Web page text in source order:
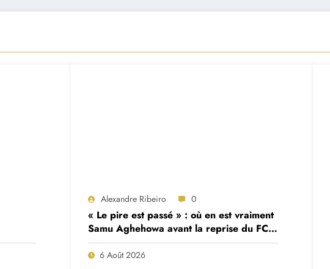
Alexandre Ribeiro 0
« Le pire est passé » : où en est vraiment
Samu Aghehowa avant la reprise du FC
Porto ?
6 Août 2026